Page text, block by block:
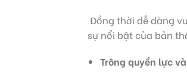
Đồng thời dễ dàng
sự nổi bật của bản
Trông quyền lực